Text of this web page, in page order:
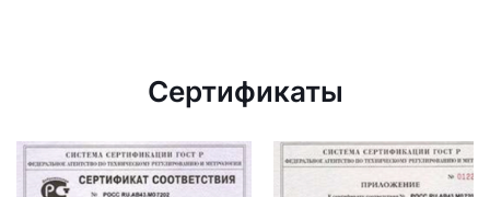
Сертификаты